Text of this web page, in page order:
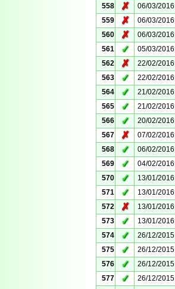
558
✗ 06/03/2016
559
✗ 06/03/2016
560
✗ 06/03/2016
561
✓ 05/03/2016
562
✗ 22/02/2016
563
✓ 22/02/2016
564
✓ 21/02/2016
565
✓ 21/02/2016
566
✓ 20/02/2016
567
✗ 07/02/2016
568
✓ 06/02/2016
569
✓ 04/02/2016
570
✓ 13/01/2016
571
✓ 13/01/2016
572
✗ 13/01/2016
573
✓ 13/01/2016
574
✓ 26/12/2015
575
✓ 26/12/2015
576
✓ 26/12/2015
577
✓ 26/12/2015